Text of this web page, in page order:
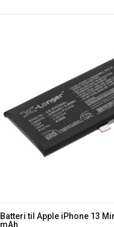
Batteri til Apple iPhone 13
mAh